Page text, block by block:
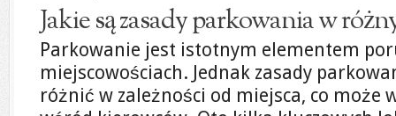
Jakie są zasady parkowania w
Parkowanie jest istotnym elementem
miejscowościach. Jednak zasady
różnić w zależności od miejsca, co może